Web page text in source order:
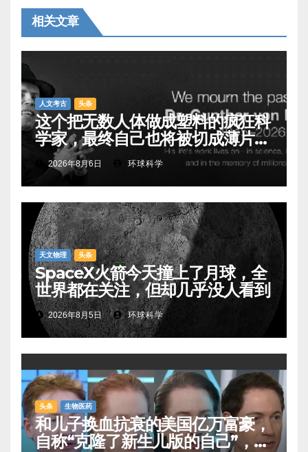
相关文章
人文考古 头条
这个把无数人体做成塑料的疯狂科
学家，最终自己也将被切成薄片展
出2026年8月6日 环球科学
天文物理 头条
SpaceX火箭今天撞上了月球，全
世界都在关注，但却几乎没人看到
2026年8月5日 环球科学
头条 生物医药
和儿子换血抗衰的美国亿万富豪，
自称“克隆了新生儿版的自己”，真